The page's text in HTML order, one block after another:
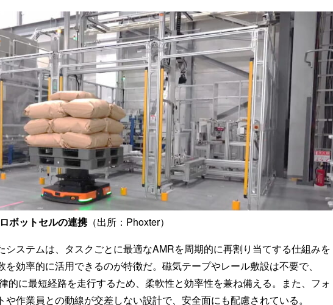
ボットセルの連携（出所：Phoxter）
システムは、タスクごとに最適なAMRを周期的に再割り当てする仕組みを
を効率的に活用できるのが特徴だ。磁気テープやレール敷設は不要で、
的に最短経路を走行するため、柔軟性と効率性を兼ね備える。また、フォ
や作業員との動線が交差しない設計で、安全面にも配慮されている。